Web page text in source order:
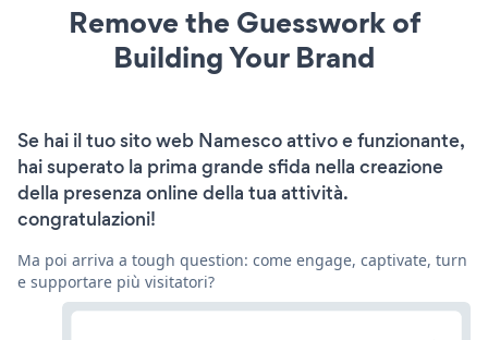
Remove the Guesswork of
Building Your Brand
Se hai il tuo sito web Namesco attivo e funzionante,
hai superato la prima grande sfida nella creazione
della presenza online della tua attività.
congratulazioni!
Ma poi arriva a tough question: come engage, captivate, turn
e supportare più visitatori?